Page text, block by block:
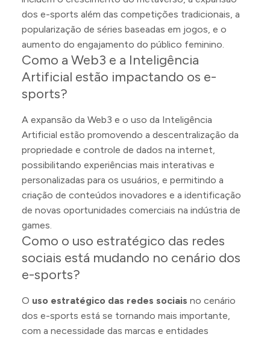
dos e-sports além das competições tradicionais, a
popularização de séries baseadas em jogos, e o
aumento do engajamento do público feminino.
Como a Web3 e a Inteligência
Artificial estão impactando os e-
sports?
A expansão da Web3 e o uso da Inteligência
Artificial estão promovendo a descentralização da
propriedade e controle de dados na internet,
possibilitando experiências mais interativas e
personalizadas para os usuários, e permitindo a
criação de conteúdos inovadores e a identificação
de novas oportunidades comerciais na indústria de
games.
Como o uso estratégico das redes
sociais está mudando no cenário dos
e-sports?
O uso estratégico das redes sociais no cenário
dos e-sports está se tornando mais importante,
com a necessidade das marcas e entidades